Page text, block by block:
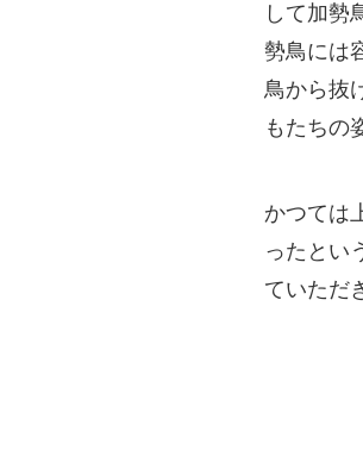
して加勢
勢鳥には
鳥から抜
もたちの
かつては
ったとい
ていただ